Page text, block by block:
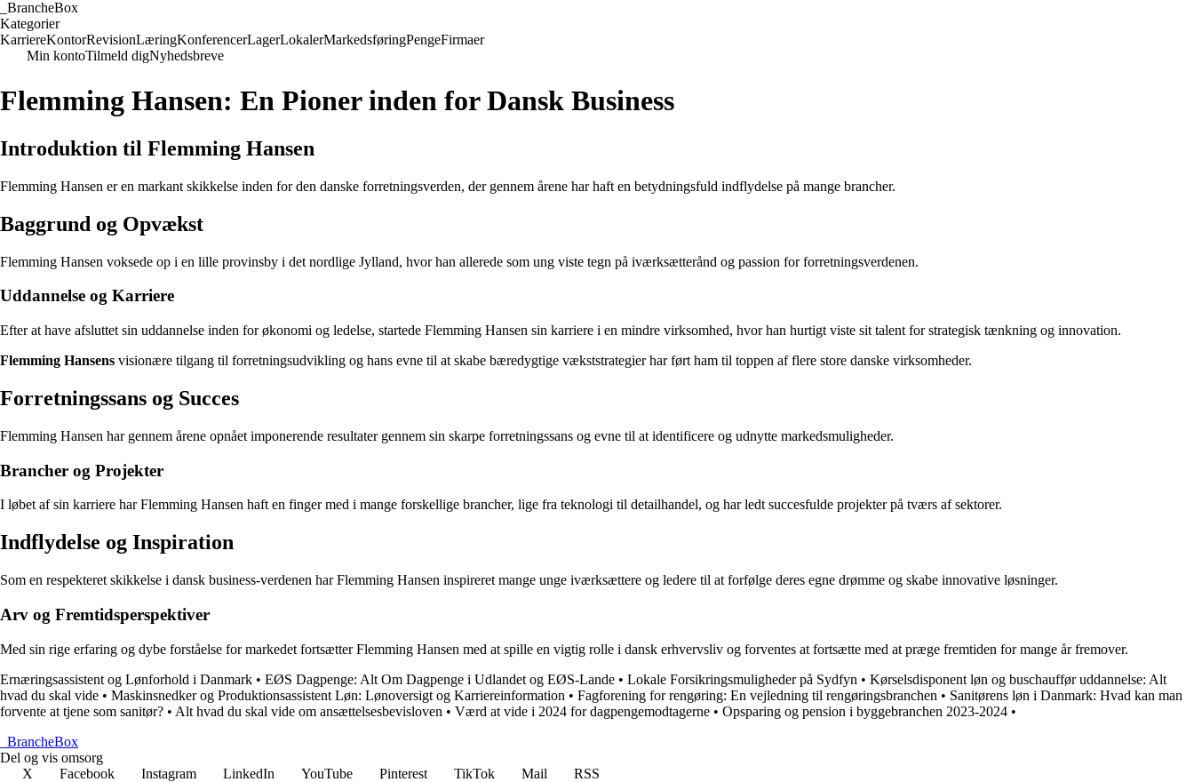
BrancheBox
Kategorier
KarriereKontorRevisionLæringKonferencerLagerLokalerMarkedsføringPengeFirmaer
Min kontoTilmeld digNyhedsbreve
Flemming Hansen: En Pioner inden for Dansk Business
Introduktion til Flemming Hansen
Flemming Hansen er en markant skikkelse inden for den danske forretningsverden, der gennem årene har haft en betydningsfuld indflydelse på mange brancher.
Baggrund og Opvækst
Flemming Hansen voksede op i en lille provinsby i det nordlige Jylland, hvor han allerede som ung viste tegn på iværksætterånd og passion for forretningsverdenen.
Uddannelse og Karriere
Efter at have afsluttet sin uddannelse inden for økonomi og ledelse, startede Flemming Hansen sin karriere i en mindre virksomhed, hvor han hurtigt viste sit talent for strategisk tænkning og innovation.
Flemming Hansens visionære tilgang til forretningsudvikling og hans evne til at skabe bæredygtige vækststrategier har ført ham til toppen af flere store danske virksomheder.
Forretningssans og Succes
Flemming Hansen har gennem årene opnået imponerende resultater gennem sin skarpe forretningssans og evne til at identificere og udnytte markedsmuligheder.
Brancher og Projekter
I løbet af sin karriere har Flemming Hansen haft en finger med i mange forskellige brancher, lige fra teknologi til detailhandel, og har ledt succesfulde projekter på tværs af sektorer.
Indflydelse og Inspiration
Som en respekteret skikkelse i dansk business-verdenen har Flemming Hansen inspireret mange unge iværksættere og ledere til at forfølge deres egne drømme og skabe innovative løsninger.
Arv og Fremtidsperspektiver
Med sin rige erfaring og dybe forståelse for markedet fortsætter Flemming Hansen med at spille en vigtig rolle i dansk erhvervsliv og forventes at fortsætte med at præge fremtiden for mange år fremover.
Ernæringsassistent og Lønforhold i Danmark • EØS Dagpenge: Alt Om Dagpenge i Udlandet og EØS-Lande • Lokale Forsikringsmuligheder på Sydfyn • Kørselsdisponent løn og buschauffør uddannelse: Alt
hvad du skal vide • Maskinsnedker og Produktionsassistent Løn: Lønoversigt og Karriereinformation • Fagforening for rengøring: En vejledning til rengøringsbranchen • Sanitørens løn i Danmark: Hvad kan man
forvente at tjene som sanitør? • Alt hvad du skal vide om ansættelsesbevisloven • Værd at vide i 2024 for dagpengemodtagerne • Opsparing og pension i byggebranchen 2023-2024 •
BrancheBox
Del og vis omsorg
X
Facebook Instagram LinkedIn YouTube Pinterest TikTok Mail
RSS